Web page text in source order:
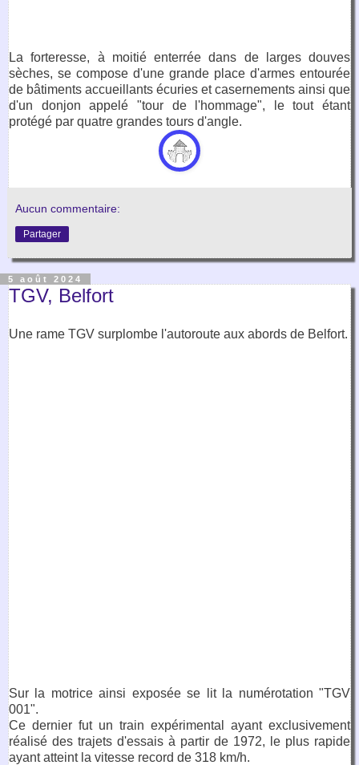
La forteresse, à moitié enterrée dans de larges douves
sèches, se compose d'une grande place d'armes entourée
de bâtiments accueillants écuries et casernements ainsi que
d'un donjon appelé "tour de l'hommage", le tout étant
protégé par quatre grandes tours d'angle.
Aucun commentaire:
Partager
5 août 2024
TGV, Belfort
Une rame TGV surplombe l'autoroute aux abords de Belfort.
Sur la motrice ainsi exposée se lit la numérotation "TGV
001".
Ce dernier fut un train expérimental ayant exclusivement
réalisé des trajets d'essais à partir de 1972, le plus rapide
ayant atteint la vitesse record de 318 km/h.